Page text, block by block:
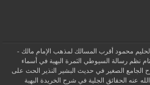
محمود
أقرب المسالك لمذهب الإمام مالك -
نظم رسالة السيوطي
الثمرة البهية في أسماء
الجامع الصغير في حديث البشير النذير
الحث على
عنه
الحقائق الجلية في شرح الخريدة البهية